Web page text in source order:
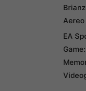
Aereo
EA